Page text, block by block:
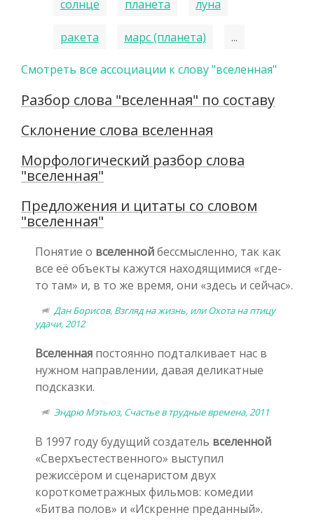
солнце планета луна
ракета марс (планета) ...
Смотреть все ассоциации к слову "вселенная"
Разбор слова "вселенная" по составу
Склонение слова вселенная
Морфологический разбор слова
"вселенная"
Предложения и цитаты со словом
"вселенная"
Понятие о вселеннойбессмысленно, так как
все её объекты кажутся находящимися «где-
то там» и, в то же время, они «здесь и сейчас».
Дан Борисов, Взгляд на жизнь, или Охота на птицу
удачи, 2012
Вселенная постоянно подталкивает нас в
нужном направлении, давая деликатные
подсказки.
Эндрю Мэтьюз, Счастье в трудные времена, 2011
В 1997 году будущий создатель вселенной
«Сверхъестественного» выступил
режиссёром и сценаристом двух
короткометражных фильмов: комедии
«Битва полов» и «Искренне преданный».